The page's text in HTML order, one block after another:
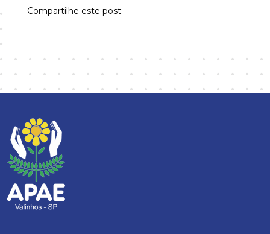
Compartilhe este post: